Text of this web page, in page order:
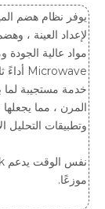
لإعداد العينة ،
خدمة مستجيبة لما
المرن ، مما
وتطبيقات التحليل
موزعًا.